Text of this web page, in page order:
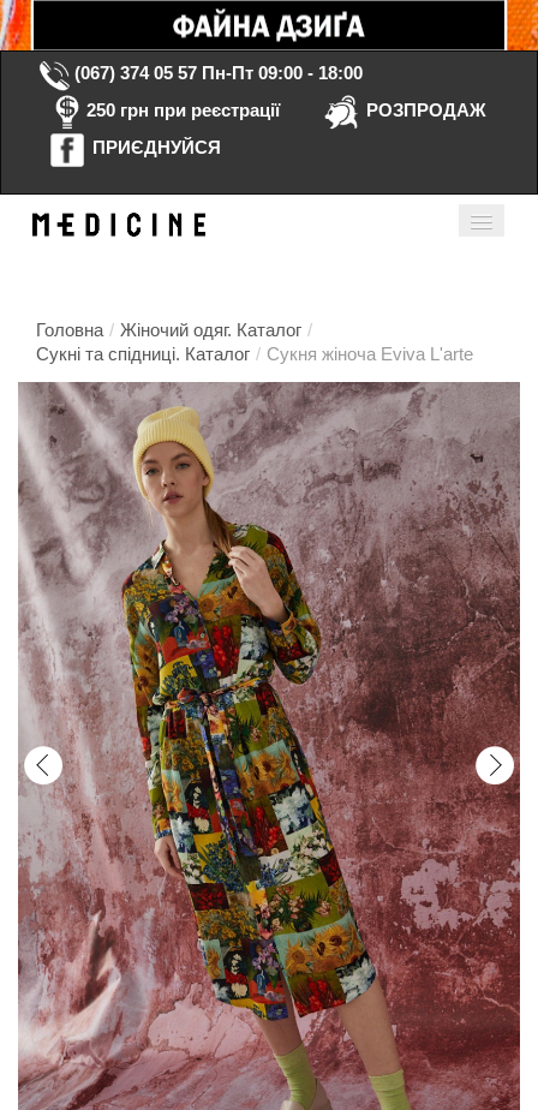
(067) 374 05 57 Пн-Пт 09:00 - 18:00
250 грн при реєстрації
РОЗПРОДАЖ
ПРИЄДНУЙСЯ
Головна
Каталог
Контакти
Головна / Жіночий одяг. Каталог /
Сукні та спідниці. Каталог / Сукня жіноча Eviva L'arte